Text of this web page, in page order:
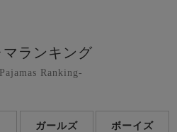
ランキング
Ranking-
ガールズ ボーイズ